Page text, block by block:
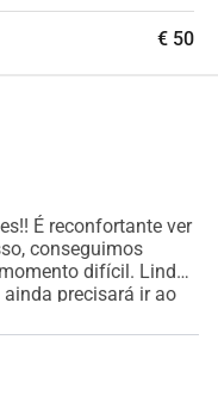
€ 50
É reconfortante ver
conseguimos
difícil. Linda
precisará ir ao
diálise. Marthijs
de moto, o que
que a
Com isso,